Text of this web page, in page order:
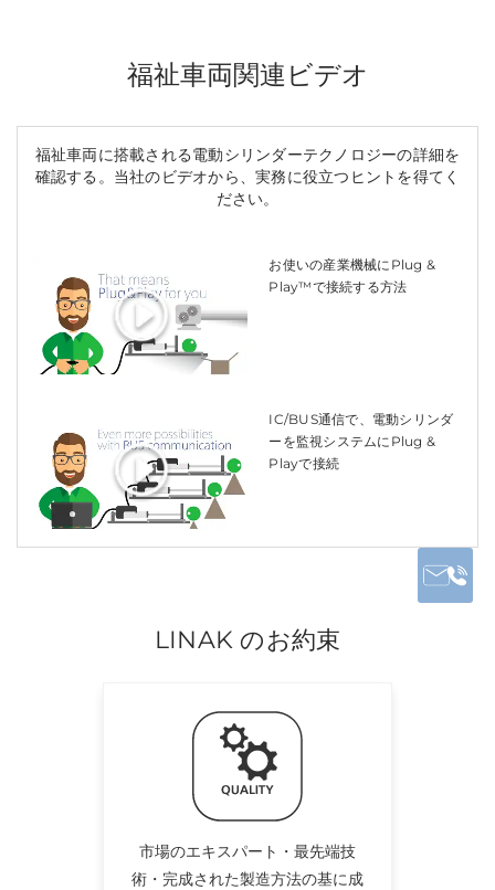
福祉車両関連ビデオ
福祉車両に搭載される電動シリンダーテクノロジーの詳細を
確認する。当社のビデオから、実務に役立つヒントを得てく
ださい。
お使いの産業機械にPlug &
Play™で接続する方法
IC/BUS通信で、電動シリンダ
ーを監視システムにPlug &
Playで接続
LINAK のお約束
市場のエキスパート・最先端技
術・完成された製造方法の基に成